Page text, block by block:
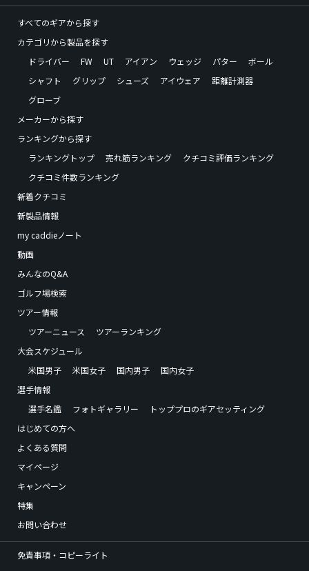
すべてのギアから探す
カテゴリから製品を探す
ドライバー
FW UT アイアン ウェッジ パター
ボール
シャフト
グリップ シューズ アイウェア
距離計測器
グローブ
メーカーから探す
ランキングから探す
ランキングトップ
売れ筋ランキング
クチコミ評価ランキング
クチコミ件数ランキング
新着クチコミ
新製品情報
my caddieノート
動画
みんなのQ&A
ゴルフ場検索
ツアー情報
ツアーニュース
ツアーランキング
大会スケジュール
米国男子
米国女子 国内男子
国内女子
選手情報
選手名鑑
フォトギャラリー
トッププロのギアセッティング
はじめての方へ
よくある質問
マイページ
キャンペーン
特集
お問い合わせ
免責事項・コピーライト